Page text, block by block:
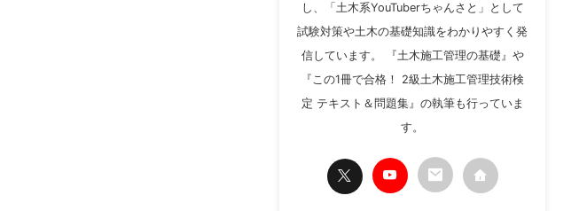
し、「土木系YouTuberちゃんさと」として
試験対策や土木の基礎知識をわかりやすく発
信しています。 『土木施工管理の基礎』や
『この1冊で合格！ 2級土木施工管理技術検
定 テキスト＆問題集』の執筆も行っていま
す。